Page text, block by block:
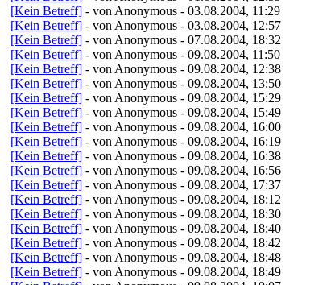
[Kein Betreff] - von Anonymous - 03.08.2004, 11:29
[Kein Betreff] - von Anonymous - 03.08.2004, 12:57
[Kein Betreff] - von Anonymous - 07.08.2004, 18:32
[Kein Betreff] - von Anonymous - 09.08.2004, 11:50
[Kein Betreff] - von Anonymous - 09.08.2004, 12:38
[Kein Betreff] - von Anonymous - 09.08.2004, 13:50
[Kein Betreff] - von Anonymous - 09.08.2004, 15:29
[Kein Betreff] - von Anonymous - 09.08.2004, 15:49
[Kein Betreff] - von Anonymous - 09.08.2004, 16:00
[Kein Betreff] - von Anonymous - 09.08.2004, 16:19
[Kein Betreff] - von Anonymous - 09.08.2004, 16:38
[Kein Betreff] - von Anonymous - 09.08.2004, 16:56
[Kein Betreff] - von Anonymous - 09.08.2004, 17:37
[Kein Betreff] - von Anonymous - 09.08.2004, 18:12
[Kein Betreff] - von Anonymous - 09.08.2004, 18:30
[Kein Betreff] - von Anonymous - 09.08.2004, 18:40
[Kein Betreff] - von Anonymous - 09.08.2004, 18:42
[Kein Betreff] - von Anonymous - 09.08.2004, 18:48
[Kein Betreff] - von Anonymous - 09.08.2004, 18:49